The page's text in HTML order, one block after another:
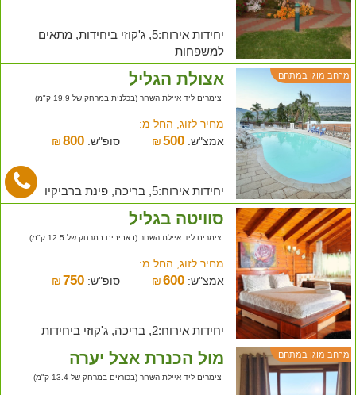
יחידות אירוח:5, ג'קוזי ביחידות, מתאים
למשפחות
מרחב מוגן במתחם אצולת הגליל
צימרים ליד איילת השחר (בכלנית במרחק של 19.9 ק"מ)
מחיר לזוג, החל מ:
אמצ"ש:
₪500 סופ"ש: ₪ 800
יחידות אירוח:5, בריכה, פינת ברביקיו
סוויטה בגליל
צימרים ליד איילת השחר (באביבים במרחק של 12.5 ק"מ)
מחיר לזוג, החל מ:
אמצ"ש:
₪600 סופ"ש: ₪ 750
יחידות אירוח:2, בריכה, ג'קוזי ביחידות
מרחב מוגן במתחם מול הכנרת אצל יערה
צימרים ליד איילת השחר (בכורזים במרחק של 13.4 ק"מ)